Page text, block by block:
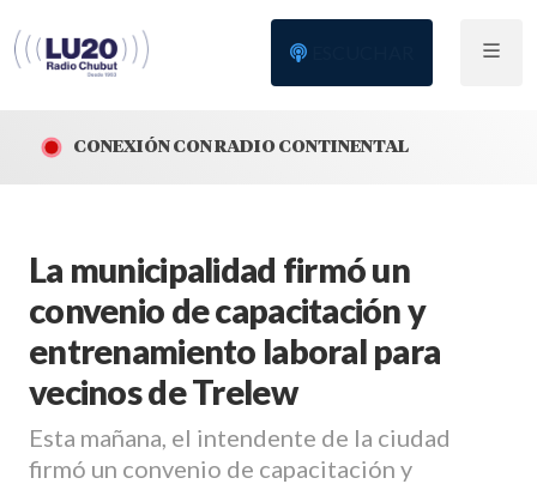
CONEXIÓN CON RADIO CONTINENTAL
La municipalidad firmó un
convenio de capacitación y
entrenamiento laboral para
vecinos de Trelew
Esta mañana, el intendente de la ciudad
firmó un convenio de capacitación y